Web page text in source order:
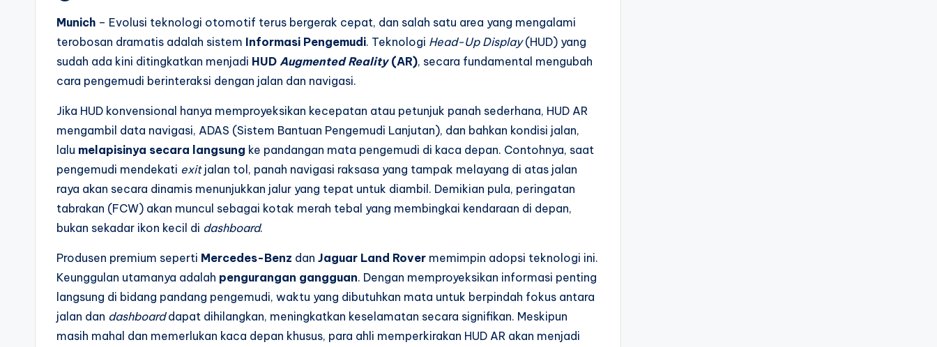
Munich – Evolusi teknologi otomotif terus bergerak cepat, dan salah satu area yang mengalami
terobosan dramatis adalah sistem Informasi Pengemudi. Teknologi Head-Up Display(HUD) yang
sudah ada kini ditingkatkan menjadi HUD Augmented Reality(AR), secara fundamental mengubah
cara pengemudi berinteraksi dengan jalan dan navigasi.
Jika HUD konvensional hanya memproyeksikan kecepatan atau petunjuk panah sederhana, HUD AR
mengambil data navigasi, ADAS (Sistem Bantuan Pengemudi Lanjutan), dan bahkan kondisi jalan,
lalu melapisinya secara langsung ke pandangan mata pengemudi di kaca depan. Contohnya, saat
pengemudi mendekati exitjalan tol, panah navigasi raksasa yang tampak melayang di atas jalan
raya akan secara dinamis menunjukkan jalur yang tepat untuk diambil. Demikian pula, peringatan
tabrakan (FCW) akan muncul sebagai kotak merah tebal yang membingkai kendaraan di depan,
bukan sekadar ikon kecil di dashboard.
Produsen premium seperti Mercedes-Benz dan Jaguar Land Rover memimpin adopsi teknologi ini.
Keunggulan utamanya adalah pengurangan gangguan. Dengan memproyeksikan informasi penting
langsung di bidang pandang pengemudi, waktu yang dibutuhkan mata untuk berpindah fokus antara
jalan dan dashboarddapat dihilangkan, meningkatkan keselamatan secara signifikan. Meskipun
masih mahal dan memerlukan kaca depan khusus, para ahli memperkirakan HUD AR akan menjadi